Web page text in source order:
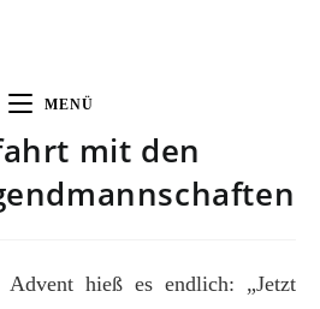
MENÜ
mit den
hieß es endlich: „Jetzt